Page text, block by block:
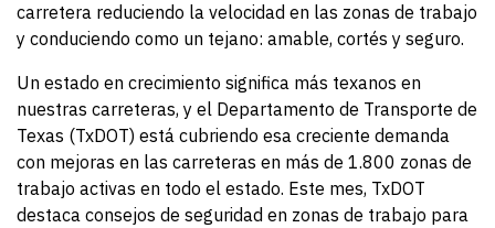
carretera reduciendo la velocidad en las zonas de trabajo
y conduciendo como un tejano: amable, cortés y seguro.
Un estado en crecimiento significa más texanos en
nuestras carreteras, y el Departamento de Transporte de
Texas (TxDOT) está cubriendo esa creciente demanda
con mejoras en las carreteras en más de 1.800 zonas de
trabajo activas en todo el estado. Este mes, TxDOT
destaca consejos de seguridad en zonas de trabajo para